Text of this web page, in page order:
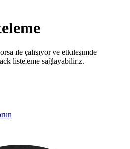
ile çalışıyor ve etkileşimde
listeleme sağlayabiliriz.